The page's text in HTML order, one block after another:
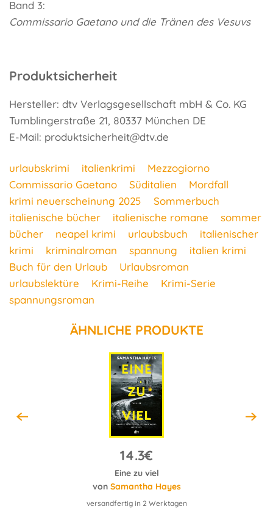
Band 3:
Commissario Gaetano und die Tränen des Vesuvs
Produktsicherheit
Hersteller: dtv Verlagsgesellschaft mbH & Co. KG
Tumblingerstraße 21, 80337 München DE
E-Mail: produktsicherheit@dtv.de
urlaubskrimi italienkrimi
Mezzogiorno
Commissario Gaetano
Süditalien
Mordfall
krimi neuerscheinung 2025
Sommerbuch
italienische bücher
italienische romane
sommer
bücher
neapel krimi urlaubsbuch
italienischer
krimi
kriminalroman spannung
italien krimi
Buch für den Urlaub
Urlaubsroman
urlaubslektüre
Krimi-Reihe
Krimi-Serie
spannungsroman
ÄHNLICHE PRODUKTE
14.3€
Eine zu viel
von Samantha Hayes
versandfertig in 2 Werktagen